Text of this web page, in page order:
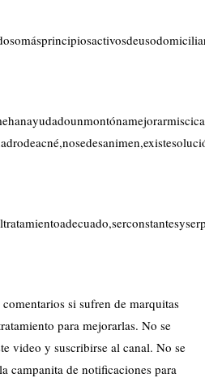
si sufren de marquitas
para mejorarlas. No se
video y suscribirse al canal. No se
campanita de notificaciones para